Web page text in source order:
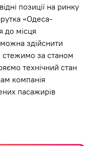
позиції на ринку
«Одеса-
до місця
здійснити
за станом
технічний стан
компанія
пасажирів